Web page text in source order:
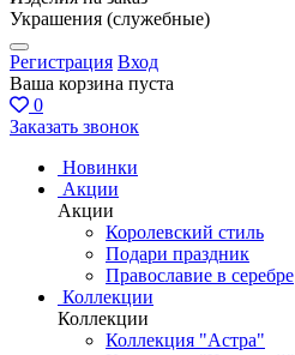
Украшения (служебные)
Регистрация Вход
Ваша корзина пуста
0
Заказать звонок
Новинки
Акции
Акции
Королевский стиль
Подари праздник
Православие в серебре
Коллекции
Коллекции
Коллекция "Астра"